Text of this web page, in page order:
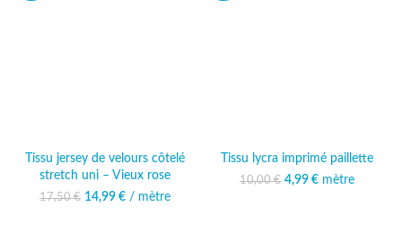
Tissu jersey de velours côtelé
stretch uni – Vieux rose
17,50€
Le prix initial était :
14,99 €
Le prix
/ mètre
Tissu lycra imprimé paillette
10,00€ Le prix initial était :
4,99 €
Le prix
mètre